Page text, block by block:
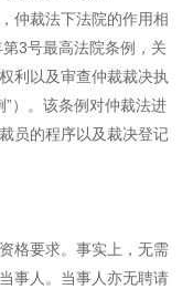
仲裁法下法院的作用相
3号最高法院条例，关
利以及审查仲裁裁决执
）。该条例对仲裁法进
员的程序以及裁决登记
格要求。事实上，无需
事人。当事人亦无聘请